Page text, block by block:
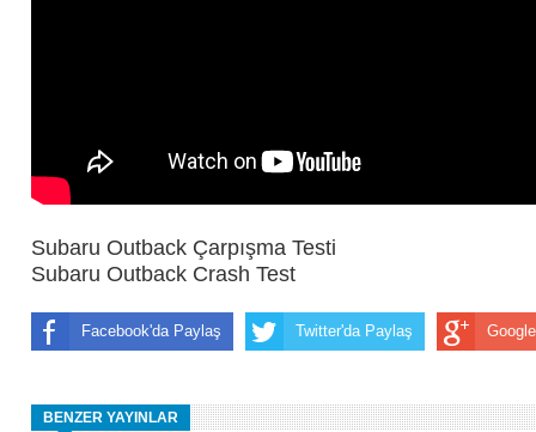
Subaru Outback Çarpışma Testi
Subaru Outback Crash Test
Facebook'da Paylaş Twitter'da Paylaş
BENZER YAYINLAR